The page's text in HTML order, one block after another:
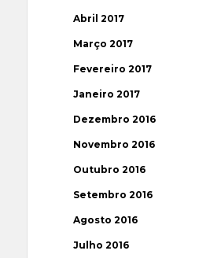
Abril 2017
Março 2017
Fevereiro 2017
Janeiro 2017
Dezembro 2016
Novembro 2016
Outubro 2016
Setembro 2016
Agosto 2016
Julho 2016